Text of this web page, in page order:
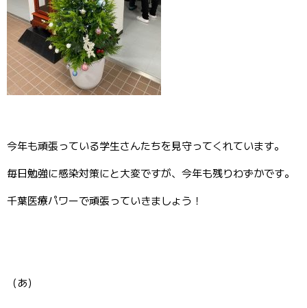
今年も頑張っている学生さんたちを見守ってくれています。
毎日勉強に感染対策にと大変ですが、今年も残りわずかです。
千葉医療パワーで頑張っていきましょう！
（あ）